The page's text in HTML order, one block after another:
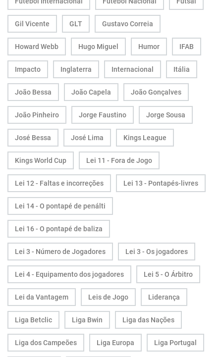
Gil Vicente GLT Gustavo Correia
Howard Webb Hugo Miguel Humor IFAB
Impacto Inglaterra Internacional Itália
João Bessa João Capela João Gonçalves
João Pinheiro Jorge Faustino Jorge Sousa
José Bessa José Lima Kings League
Kings World Cup Lei 11 - Fora de Jogo
Lei 12 - Faltas e incorreções Lei 13 - Pontapés-livres
Lei 14 - O pontapé de penálti
Lei 16 - O pontapé de baliza
Lei 3 - Número de Jogadores Lei 3 - Os jogadores
Lei 4 - Equipamento dos jogadores Lei 5 - O Árbitro
Lei da Vantagem Leis de Jogo Liderança
Liga Betclic Liga Bwin Liga das Nações
Liga dos Campeões Liga Europa Liga Portugal